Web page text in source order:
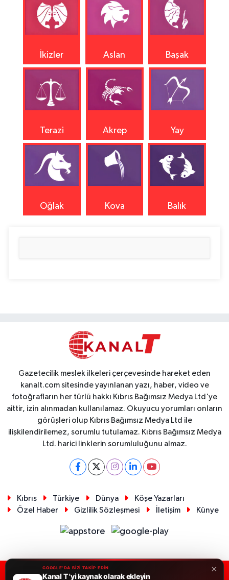
İkizler Aslan Başak
Terazi Akrep Yay
Oğlak Kova Balık
Gazetecilik meslek ilkeleri çerçevesinde hareket eden
kanalt.com sitesinde yayınlanan yazı, haber, video ve
fotoğrafların her türlü hakkı Kıbrıs Bağımsız Medya Ltd'ye
aittir, izin alınmadan kullanılamaz. Okuyucu yorumları onların
görüşleri olup Kıbrıs Bağımsız Medya Ltd ile
ilişkilendirilemez, sorumlu tutulamaz. Kıbrıs Bağımsız Medya
Ltd. harici linklerin sorumluluğunu almaz.
Kıbrıs Türkiye Dünya
Köşe Yazarları
Özel Haber
Gizlilik Sözleşmesi İletişim Künye
RSS Copyright © 2026. Her hakkı saklıdır.
×
GOOGLE'DA BİZİ TAKİP EDİN
Kanal T 'yi kaynak olarak ekleyin